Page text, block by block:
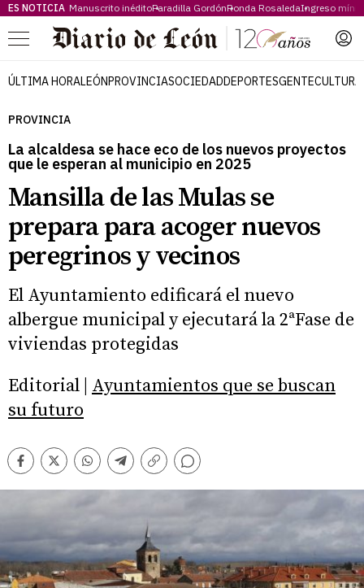
ES NOTICIA Manuscrito inéditoParadilla GordónRonda RosaledaIngreso
Menú
ÚLTIMA HORALEÓNPROVINCIASOCIEDADDEPORTESGENTECULTURA
PROVINCIA
La alcaldesa se hace eco de los nuevos proyectos
que le esperan al municipio en 2025
Mansilla de las Mulas se
prepara para acoger nuevos
peregrinos y vecinos
El Ayuntamiento edificará el nuevo
albergue municipal y ejecutará la 2ªFase de
viviendas protegidas
Editorial | Ayuntamientos que se buscan
su futuro
Facebook
TwitterWhatsappTelegram
Copiar
Comentarios